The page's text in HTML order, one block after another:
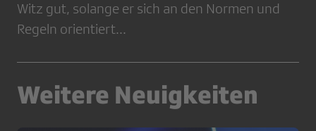
Witz gut, solange er sich an den Normen und
Regeln orientiert...
Weitere Neuigkeiten